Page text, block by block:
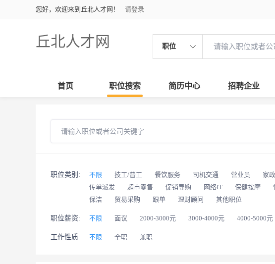
您好，欢迎来到丘北人才网！ 请登录
丘北人才网 职位
首页 职位搜索 简历中心 招聘企业
职位类别: 不限 技工/普工 餐饮服务 司机交通 营业员 家
传单派发
超市零售 促销导购 网络IT 保健按摩
保洁
贸易采购 跟单 理财顾问 其他职位
职位薪资: 不限 面议 2000-3000元 3000-4000元 4000-5000元
工作性质: 不限 全职 兼职